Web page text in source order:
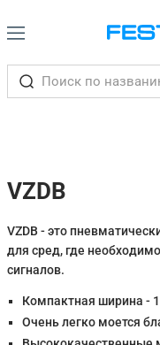
VZDB
VZDB - это
для сред, где
сигналов.
Компактная ширина -
Очень легко моется